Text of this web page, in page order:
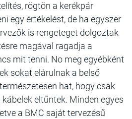
rögtön a kerékpár
egy értékelést, de ha egyszer
is rengeteget dolgoztak
magával ragadja a
mit tenni. No meg egyébként
sokat elárulnak a belső
hat, hogy csak
eltűntek. Minden egyes
a BMC saját tervezésű